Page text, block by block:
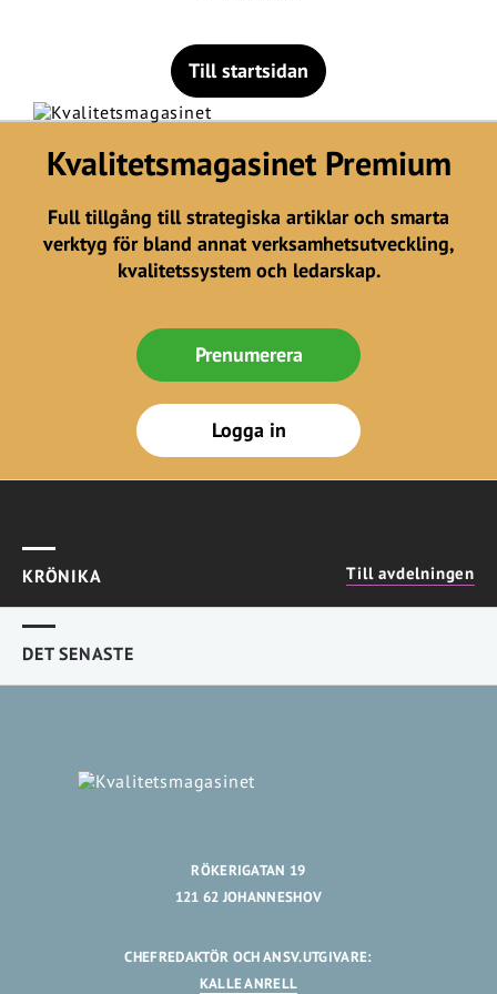
Till startsidan
Kvalitetsmagasinet Premium
Full tillgång till strategiska artiklar och smarta
verktyg för bland annat verksamhetsutveckling,
kvalitetssystem och ledarskap.
Prenumerera
Logga in
KRÖNIKA Till avdelningen
DET SENASTE
RÖKERIGATAN 19
121 62 JOHANNESHOV
CHEFREDAKTÖR OCH ANSV.UTGIVARE:
KALLE ANRELL